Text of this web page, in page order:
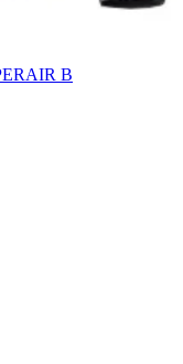
B